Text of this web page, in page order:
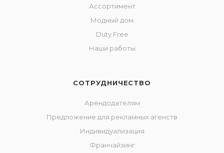
Ассортимент
Модный дом
Duty Free
Наши работы
СОТРУДНИЧЕСТВО
Арендодателям
Предложение для рекламных агенств
Индивидуализация
Франчайзинг